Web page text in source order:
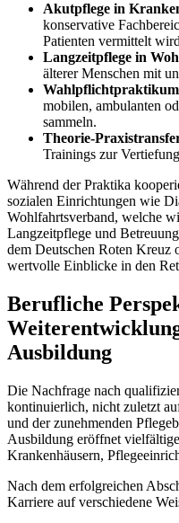
Akutpflege in
konservative
Patienten vermittelt
Langzeitpflege in
älterer Menschen mit
mobilen, ambulanten
sammeln.
Theorie-
Trainings zur
Während der Praktika
sozialen Einrichtungen wie
Wohlfahrtsverband, welche
Langzeitpflege und
dem Deutschen Roten Kreuz
wertvolle Einblicke in den
Berufliche
Ausbildung
Die Nachfrage nach
kontinuierlich, nicht zuletzt
und der zunehmenden
Ausbildung eröffnet
Krankenhäusern,
Nach dem erfolgreichen
Karriere auf verschiedene